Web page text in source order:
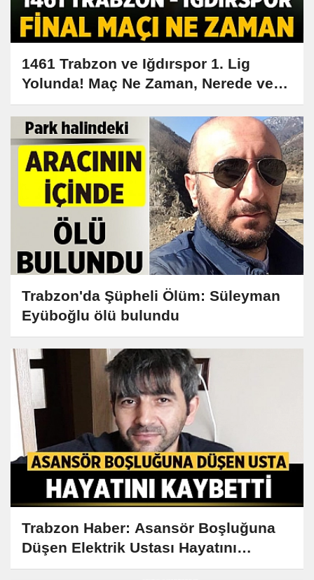
1461 Trabzon ve Iğdırspor 1. Lig
Yolunda! Maç Ne Zaman, Nerede ve
Hangi Kanalda?
Trabzon'da Şüpheli Ölüm: Süleyman
Eyüboğlu ölü bulundu
Trabzon Haber: Asansör Boşluğuna
Düşen Elektrik Ustası Hayatını
Kaybetti